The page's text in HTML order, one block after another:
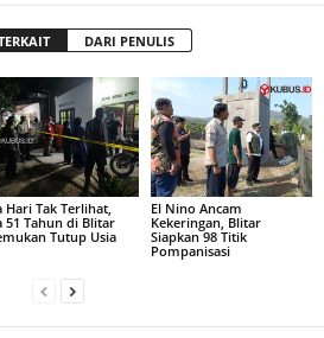
DARI PENULIS
Hari Tak Terlihat,
51 Tahun di Blitar
Tutup Usia
El Nino Ancam
Kekeringan, Blitar
Siapkan 98 Titik
Pompanisasi